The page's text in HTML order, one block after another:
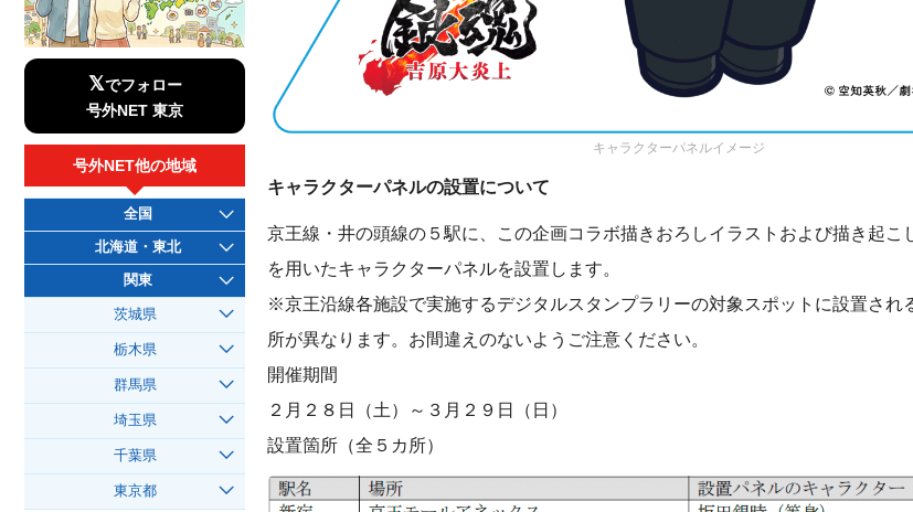
キャラクターパネルイメージ
キャラクターパネルの設置について
京王線・井の頭線の５駅に、この企画コラボ描きおろしイラストおよび描き起こ
を用いたキャラクターパネルを設置します。
※京王沿線各施設で実施するデジタルスタンプラリーの対象スポットに設置され
所が異なります。お間違えのないようご注意ください。
開催期間
２月２８日（土）～３月２９日（日）
設置箇所（全５カ所）
𝕏でフォロー
号外NET 東京
号外NET他の地域
全国
北海道・東北
関東
茨城県
栃木県
群馬県
埼玉県
千葉県
東京都